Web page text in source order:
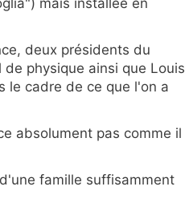
mais installée en
deux présidents du
physique ainsi que Louis
le cadre de ce que l'on a
absolument pas comme il
famille suffisamment